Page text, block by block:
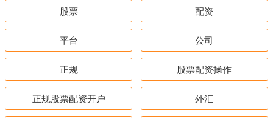
股票 配资
平台 公司
正规 股票配资操作
正规股票配资开户 外汇